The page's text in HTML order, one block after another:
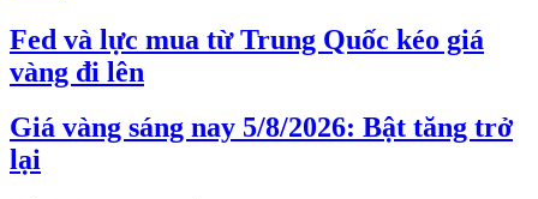
Fed và lực mua từ Trung Quốc kéo giá
vàng đi lên
Giá vàng sáng nay 5/8/2026: Bật tăng trở
lại